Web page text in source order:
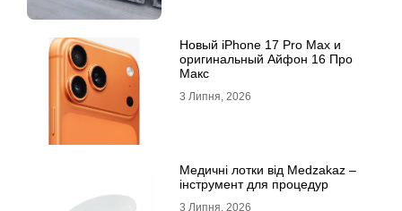
Новый iPhone 17 Pro Max и
оригинальный Айфон 16 Про
Макс
3 Липня, 2026
Медичні лотки від Medzakaz –
інструмент для процедур
3 Липня, 2026